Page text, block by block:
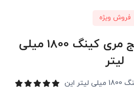
فروش ویژه
روغن سبوس برنج مری کینگ 1800 میلی
لیتر
روغن سبوس برنج مری کینگ 1800 میلی لیتر این